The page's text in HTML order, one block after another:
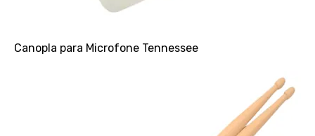
Canopla para Microfone Tennessee